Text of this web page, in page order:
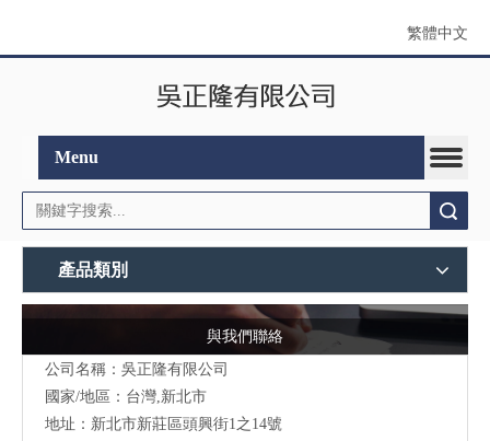
繁體中文
Menu
產品類別
與我們聯絡
公司名稱：吳正隆有限公司
國家/地區：台灣,新北市
地址：新北市新莊區頭興街1之14號